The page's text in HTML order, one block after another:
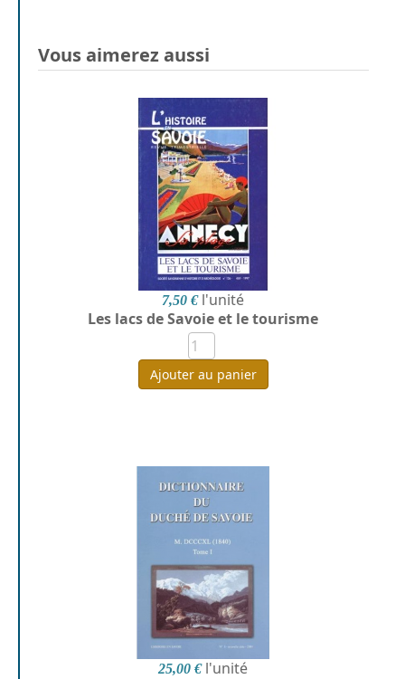
Vous aimerez aussi
7,50 € l'unité
Les lacs de Savoie et le tourisme
Ajouter au panier
25,00 € l'unité